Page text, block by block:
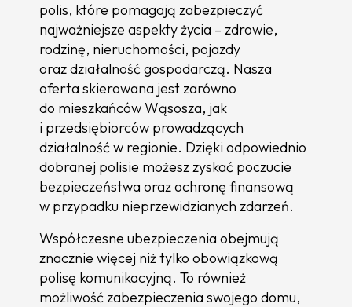
polis, które pomagają zabezpieczyć
najważniejsze aspekty życia – zdrowie,
rodzinę, nieruchomości, pojazdy
oraz działalność gospodarczą. Nasza
oferta skierowana jest zarówno
do mieszkańców Wąsosza, jak
i przedsiębiorców prowadzących
działalność w regionie. Dzięki odpowiednio
dobranej polisie możesz zyskać poczucie
bezpieczeństwa oraz ochronę finansową
w przypadku nieprzewidzianych zdarzeń.
Współczesne ubezpieczenia obejmują
znacznie więcej niż tylko obowiązkową
polisę komunikacyjną. To również
możliwość zabezpieczenia swojego domu,